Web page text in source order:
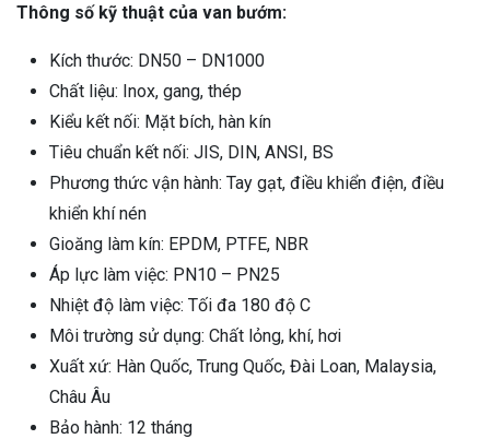
Thông số kỹ thuật của van bướm:
Kích thước: DN50 – DN1000
Chất liệu: Inox, gang, thép
Kiểu kết nối: Mặt bích, hàn kín
Tiêu chuẩn kết nối: JIS, DIN, ANSI, BS
Phương thức vận hành: Tay gạt, điều khiển điện, điều
khiển khí nén
Gioăng làm kín: EPDM, PTFE, NBR
Áp lực làm việc: PN10 – PN25
Nhiệt độ làm việc: Tối đa 180 độ C
Môi trường sử dụng: Chất lỏng, khí, hơi
Xuất xứ: Hàn Quốc, Trung Quốc, Đài Loan, Malaysia,
Châu Âu
Bảo hành: 12 tháng